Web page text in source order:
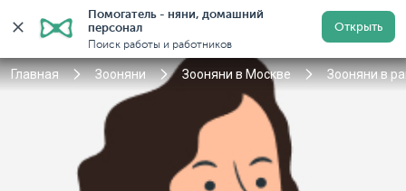
Помогатель - няни, домашний
персонал
Поиск работы и работников
Открыть
Регистрация
Главная Зооняни Зооняни в Москве Зооняни в